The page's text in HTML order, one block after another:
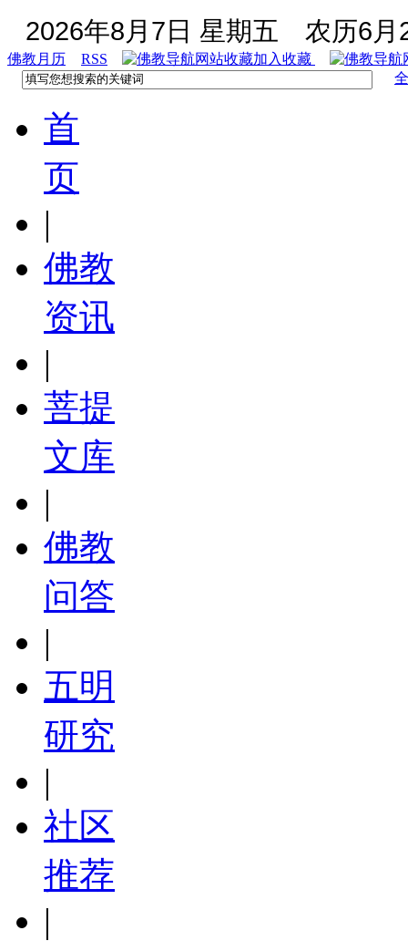
2026年8月7日 星期五 农历6月
佛教月历 RSS
加入收藏
首
页
|
佛教
资讯
|
菩提
文库
|
佛教
问答
|
五明
研究
|
社区
推荐
|